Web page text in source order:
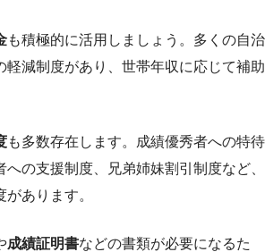
も積極的に活用しましょう。多くの自治
軽減制度があり、世帯年収に応じて補助
も多数存在します。成績優秀者への特待
の支援制度、兄弟姉妹割引制度など、
あります。
成績証明書などの書類が必要になるた